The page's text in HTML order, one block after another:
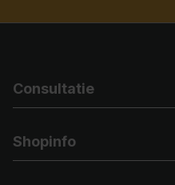
Consultatie
Shopinfo